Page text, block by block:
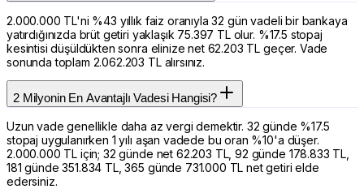
2.000.000 TL'ni %43 yıllık faiz oranıyla 32 gün vadeli bir bankaya
yatırdığınızda brüt getiri yaklaşık 75.397 TL olur. %17.5 stopaj
kesintisi düşüldükten sonra elinize net 62.203 TL geçer. Vade
sonunda toplam 2.062.203 TL alırsınız.
2 Milyonin En Avantajlı Vadesi Hangisi?
Uzun vade genellikle daha az vergi demektir. 32 günde %17.5
stopaj uygulanırken 1 yılı aşan vadede bu oran %10'a düşer.
2.000.000 TL için; 32 günde net 62.203 TL, 92 günde 178.833 TL,
181 günde 351.834 TL, 365 günde 731.000 TL net getiri elde
edersiniz.